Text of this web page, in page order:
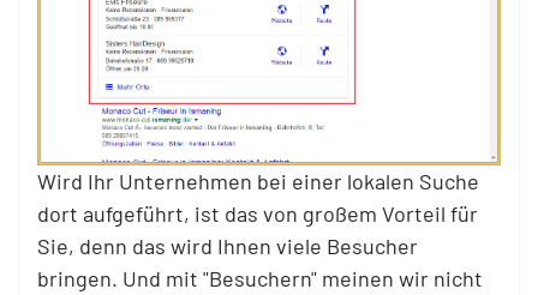
Wird Ihr Unternehmen bei einer lokalen Suche
dort aufgeführt, ist das von großem Vorteil für
Sie, denn das wird Ihnen viele Besucher
bringen. Und mit "Besuchern" meinen wir nicht